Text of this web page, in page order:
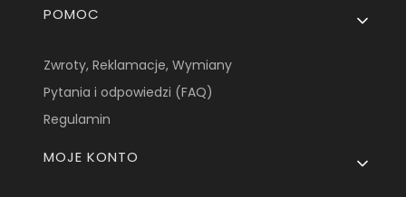
Linki w stopce
POMOC
Zwroty, Reklamacje, Wymiany
Pytania i odpowiedzi (FAQ)
Regulamin
MOJE KONTO